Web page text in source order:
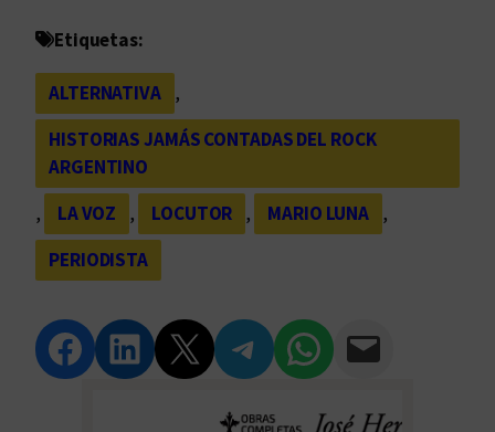
Etiquetas:
ALTERNATIVA
,
HISTORIAS JAMÁS CONTADAS DEL ROCK
ARGENTINO
,
LA VOZ , LOCUTOR , MARIO LUNA
,
PERIODISTA
Compartir en Facebook Compartir en LinkedIn Compartir en Twitter Compartir en Telegram Compartir en WhatsApp Compartir vía Email